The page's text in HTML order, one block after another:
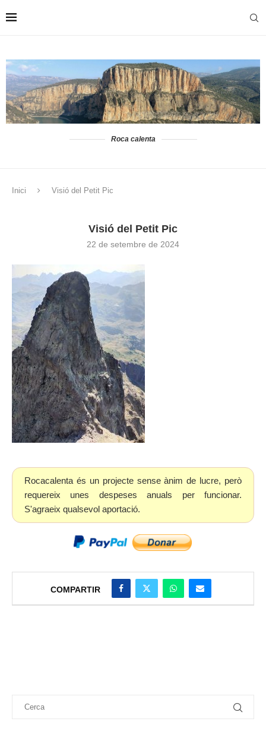
Roca calenta
Inici Visió del Petit Pic
Visió del Petit Pic
22 de setembre de 2024
Rocacalenta és un projecte sense ànim de lucre, però
requereix unes despeses anuals per funcionar.
S'agraeix qualsevol aportació.
COMPARTIR